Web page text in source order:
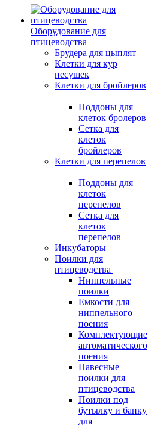
Оборудование для
птицеводства
Брудера для цыплят
Клетки для кур
несушек
Клетки для бройлеров
Поддоны для
клеток бролеров
Сетка для
клеток
бройлеров
Клетки для перепелов
Поддоны для
клеток
перепелов
Сетка для
клеток
перепелов
Инкубаторы
Поилки для
птицеводства
Ниппельные
поилки
Емкости для
ниппельного
поения
Комплектующие
автоматического
поения
Навесные
поилки для
птицеводства
Поилки под
бутылку и банку
для